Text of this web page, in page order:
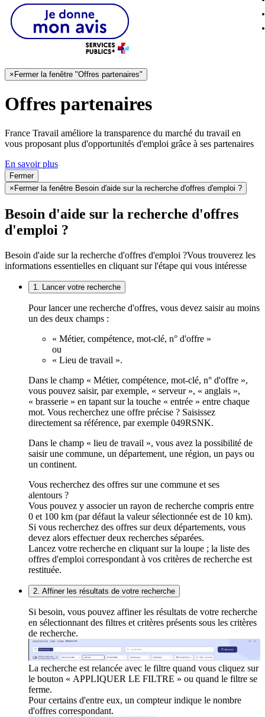
× Fermer la fenêtre "Offres partenaires"
Offres partenaires
France Travail améliore la transparence du marché du travail en
vous proposant plus d'opportunités d'emploi grâce à ses partenaires
En savoir plus
Fermer
× Fermer la fenêtre Besoin d'aide sur la recherche d'offres d'emploi ?
Besoin d'aide sur la recherche d'offres
d'emploi ?
Besoin d'aide sur la recherche d'offres d'emploi ?Vous trouverez les
informations essentielles en cliquant sur l'étape qui vous intéresse
1. Lancer votre recherche
Pour lancer une recherche d'offres, vous devez saisir au moins
un des deux champs :
« Métier, compétence, mot-clé, n° d'offre »
ou
« Lieu de travail ».
Dans le champ « Métier, compétence, mot-clé, n° d'offre »,
vous pouvez saisir, par exemple, « serveur », « anglais »,
« brasserie » en tapant sur la touche « entrée » entre chaque
mot. Vous recherchez une offre précise ? Saisissez
directement sa référence, par exemple 049RSNK.
Dans le champ « lieu de travail », vous avez la possibilité de
saisir une commune, un département, une région, un pays ou
un continent.
Vous recherchez des offres sur une commune et ses
alentours ?
Vous pouvez y associer un rayon de recherche compris entre
0 et 100 km (par défaut la valeur sélectionnée est de 10 km).
Si vous recherchez des offres sur deux départements, vous
devez alors effectuer deux recherches séparées.
Lancez votre recherche en cliquant sur la loupe ; la liste des
offres d'emploi correspondant à vos critères de recherche est
restituée.
2. Affiner les résultats de votre recherche
Si besoin, vous pouvez affiner les résultats de votre recherche
en sélectionnant des filtres et critères présents sous les critères
de recherche.
La recherche est relancée avec le filtre quand vous cliquez sur
le bouton « APPLIQUER LE FILTRE » ou quand le filtre se
ferme.
Pour certains d'entre eux, un compteur indique le nombre
d'offres correspondant.